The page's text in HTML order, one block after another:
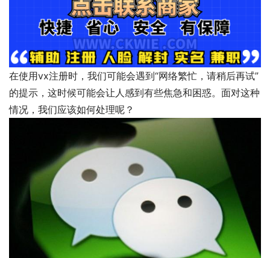
在使用vx注册时，我们可能会遇到“网络繁忙，请稍后再试”
的提示，这时候可能会让人感到有些焦急和困惑。面对这种
情况，我们应该如何处理呢？